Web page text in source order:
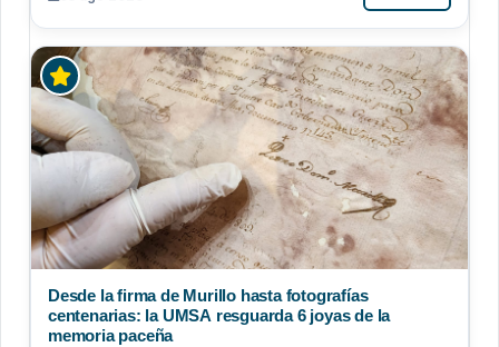
Desde la firma de Murillo hasta fotografías
centenarias: la UMSA resguarda 6 joyas de la
memoria paceña